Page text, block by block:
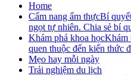
Home
Cẩm nang ẩm thựcBí
ngọt tự nhiên. Chia sẻ bí
Khám phá khoa họcKhám
quen thuộc đến kiến thức
Mẹo hay mỗi ngày
Trải nghiệm du lịch